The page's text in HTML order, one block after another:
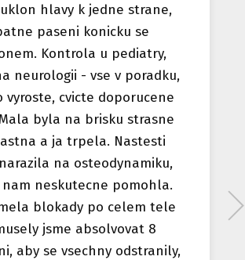
uklon hlavy k jedne strane,
paseni konicku se
Kontrola u pediatry,
neurologii - vse v poradku,
vyroste, cvicte doporucene
byla na brisku strasne
a ja trpela. Nastesti
na osteodynamiku,
neskutecne pomohla.
blokady po celem tele
jsme absolvovat 8
aby se vsechny odstranily,